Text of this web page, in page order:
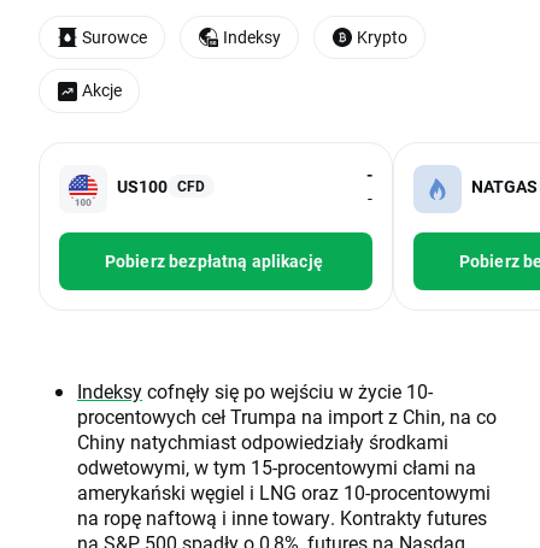
US100 CFD
-
-
Pobierz bezpłatną aplikację
NATGAS
Pobierz
Indeksycofnęły się po wejściu w życie 10-
procentowych ceł Trumpa na import z Chin, na co
Chiny natychmiast odpowiedziały środkami
odwetowymi, w tym 15-procentowymi cłami na
amerykański węgiel i LNG oraz 10-procentowymi
na ropę naftową i inne towary. Kontrakty futures
na S&P 500 spadły o 0,8%, futures na Nasdaq
Surowce Indeksy Krypto
Akcje